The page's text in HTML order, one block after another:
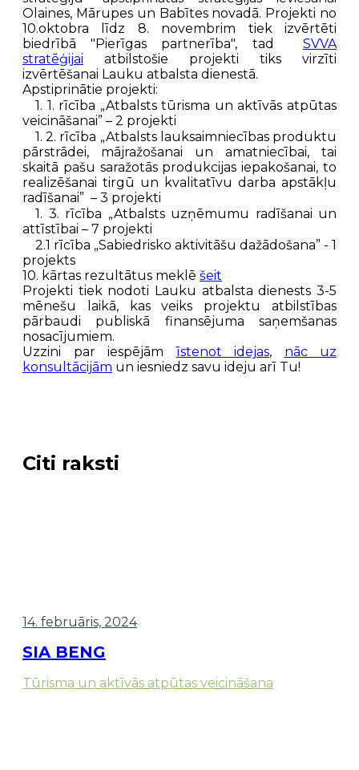
Olaines, Mārupes un Babītes novadā. Projekti no
10.oktobra līdz 8. novembrim tiek izvērtēti
biedrībā "Pierīgas partnerība", tad SVVA
stratēģijai atbilstošie projekti tiks virzīti
izvērtēšanai Lauku atbalsta dienestā.
Apstiprinātie projekti:
1. 1. rīcība „Atbalsts tūrisma un aktīvās atpūtas
veicināšanai” – 2 projekti
1. 2. rīcība „Atbalsts lauksaimniecības produktu
pārstrādei, mājražošanai un amatniecībai, tai
skaitā pašu saražotās produkcijas iepakošanai, to
realizēšanai tirgū un kvalitatīvu darba apstākļu
radīšanai” – 3 projekti
1. 3. rīcība „Atbalsts uzņēmumu radīšanai un
attīstībai – 7 projekti
2.1 rīcība „Sabiedrisko aktivitāšu dažādošana” - 1
projekts
10. kārtas rezultātus meklē šeit
Projekti tiek nodoti Lauku atbalsta dienests 3-5
mēnešu laikā, kas veiks projektu atbilstības
pārbaudi publiskā finansējuma saņemšanas
nosacījumiem.
Uzzini par iespējāmīstenot idejas, nāc uz
konsultācijām un iesniedz savu ideju arī Tu!
Citi raksti
14. februāris, 2024
SIA BENG
Tūrisma un aktīvās atpūtas veicināšana